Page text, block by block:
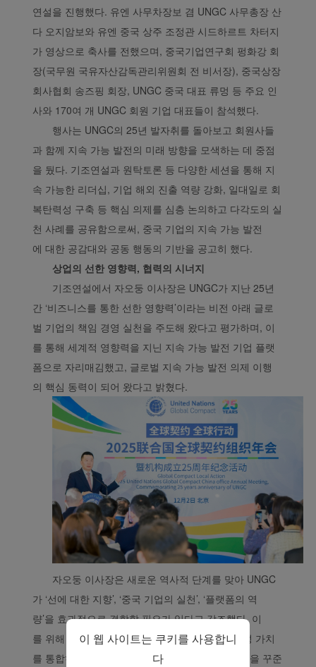
연설을 진행했다. 유엔 사무차장보 겸 UNGC 사무총장 산
다 오지암보와 유엔 중국 상주 조정관 시드하르트 차터지
가 영상으로 축사를 전했으며, 중국기업연구회 펑화강 회
장(국무원 국유자산감독관리위원회 전 비서장), 중국상장
회사협회 송즈핑 회장, UNGC 중국 대표 류멍 등 주요 인
사와 170여 개 UNGC 회원 기업 대표들이 참석했다.
행사는 UNGC의 25년 발자취를 돌아보고 회원사들
과 함께 지속 가능 발전의 미래 방향을 모색하는 데 중점
을 뒀다. 기조연설과 원탁토론 등 다양한 세션을 통해 지
속 가능한 리더십, 기업 해외 진출 역량 강화, 일대일로 회
복탄력성 구축 등 핵심 의제를 심층 논의하고 다각도의 실
천 사례를 공유함으로써, 중국 기업의 지속 가능 발전
에 대한 공감대와 공동 행동의 기반을 공고히 했다.
상업의 선한 영향력, 협력의 시너지
기조연설에서 자오둥 이사장은 UNGC가 지난 25년
간 ‘비즈니스를 통한 선한 영향력’이라는 비전 아래 글로
벌 기업의 책임 경영 실천을 주도해 왔다고 평가하며, 이
를 통해 세계적 영향력을 지닌 지속 가능 발전 기업 플랫
폼으로 자리매김했고, 글로벌 지속 가능 발전 의제 이행
의 핵심 동력이 되어 왔다고 밝혔다.
자오둥 이사장은 새로운 역사적 단계를 맞아 UNGC
가 ‘선에 대한 지향’, ‘중국 기업의 실천’, ‘플랫폼의 역
량’을 효과적으로 결합할 필요가 있다고 강조했다. 이
를 위해 ① 경영 전략에 사회적 책임과 지속 가능성 가치
를 통합하고 인본주의·지속 가능 발전·이타적 정신을 꾸준
이 웹 사이트는 쿠키를 사용합니
다
샤먼항공 웹사이트에서는
기능적 및 분석용 쿠키를
사용하여 당사 웹 사이트
가 제대로 작동하는지 확
인하고 최상의 사용자 경
험을 제공합니다. 이 웹 사
이트를 사용하면 기능적
및 분석용 쿠키가 고객님
의 브라우저에 설치됩니
고객님의 동의 하에 당사
는 또한 마케팅 쿠키를 사
용하여 (i) 당사의 마케팅
성과를 분석하고 (ii) 당사
광고의 제안을 개인화합
니다. 이러한 쿠키를 배치
함으로써 샤먼항공 제삼
자는 고객님의 인터넷 활
동을 추적하여 당사의 콘
텐츠와 광고가 고객님의
관심사와 더 관련이 있도
록 만들 수 있습니다.
동의’를 클릭해서 모든 마
케팅 쿠키 배포에 동의합
니다. ‘거절’을 클릭해서